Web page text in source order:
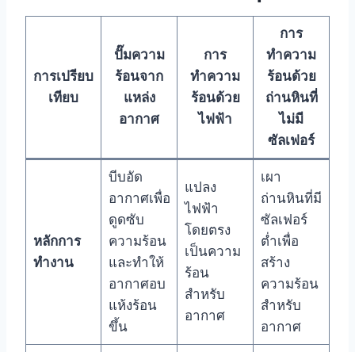
การเปรียบ
เทียบ
ปั๊มความ
ร้อนจาก
แหล่ง
อากาศ
การ
ทำความ
ร้อนด้วย
ไฟฟ้า
การ
ทำความ
ร้อนด้วย
ถ่านหินที่
ไม่มี
ซัลเฟอร์
หลักการ
ทำงาน
บีบอัด
อากาศเพื่อ
ดูดซับ
ความร้อน
และทำให้
อากาศอบ
แห้งร้อน
ขึ้น
แปลง
ไฟฟ้า
โดยตรง
เป็นความ
ร้อน
สำหรับ
อากาศ
เผา
ถ่านหินที่มี
ซัลเฟอร์
ต่ำเพื่อ
สร้าง
ความร้อน
สำหรับ
อากาศ